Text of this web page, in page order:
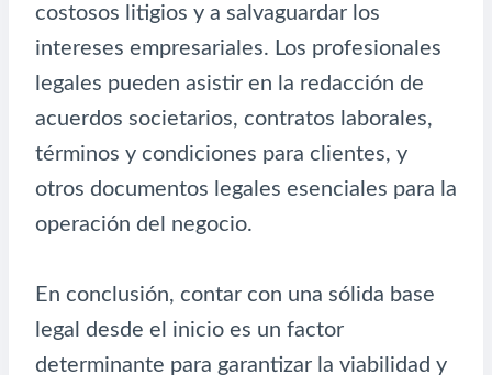
costosos litigios y a salvaguardar los
intereses empresariales. Los profesionales
legales pueden asistir en la redacción de
acuerdos societarios, contratos laborales,
términos y condiciones para clientes, y
otros documentos legales esenciales para la
operación del negocio.
En conclusión, contar con una sólida base
legal desde el inicio es un factor
determinante para garantizar la viabilidad y